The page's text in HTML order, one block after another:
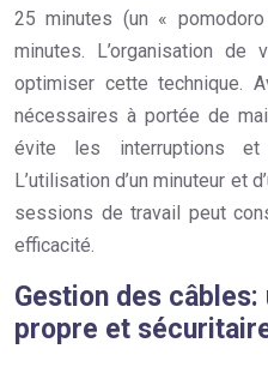
25 minutes (un «
minutes. L’organisation
optimiser cette technique.
nécessaires à portée de
évite les interruptions et
L’utilisation d’un minuteur et
sessions de travail peut
efficacité.
Gestion des câbles:
propre et